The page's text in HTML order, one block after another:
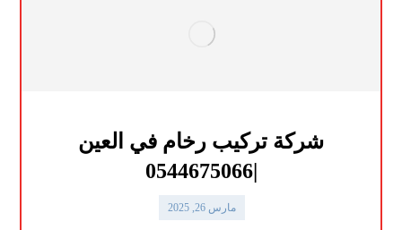
شركة تركيب رخام في العين
|0544675066
مارس 26, 2025